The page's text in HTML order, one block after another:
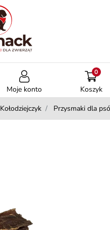
Moje konto Koszyk
0
Kołodziejczyk Przysmaki dla